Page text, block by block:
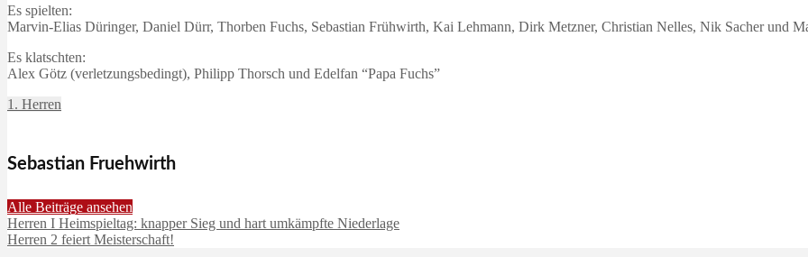
Es spielten:
Marvin-Elias Düringer, Daniel Dürr, Thorben Fuchs, Sebastian Frühwirth, Kai Lehmann, Dirk Metzner, Christian Nelles, Nik Sacher und
Es klatschten:
Alex Götz (verletzungsbedingt), Philipp Thorsch und Edelfan “Papa Fuchs”
1. Herren
Sebastian Fruehwirth
Alle Beiträge ansehen
Herren I Heimspieltag: knapper Sieg und hart umkämpfte Niederlage
Herren 2 feiert Meisterschaft!